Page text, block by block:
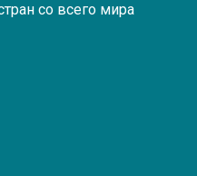
со всего мира